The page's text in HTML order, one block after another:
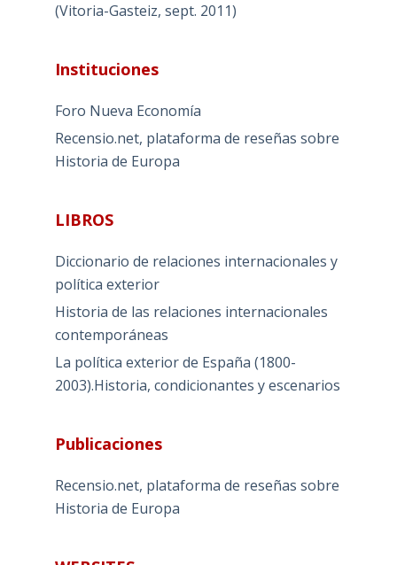
(Vitoria-Gasteiz, sept. 2011)
Instituciones
Foro Nueva Economía
Recensio.net, plataforma de reseñas sobre
Historia de Europa
LIBROS
Diccionario de relaciones internacionales y
política exterior
Historia de las relaciones internacionales
contemporáneas
La política exterior de España (1800-
2003).Historia, condicionantes y escenarios
Publicaciones
Recensio.net, plataforma de reseñas sobre
Historia de Europa